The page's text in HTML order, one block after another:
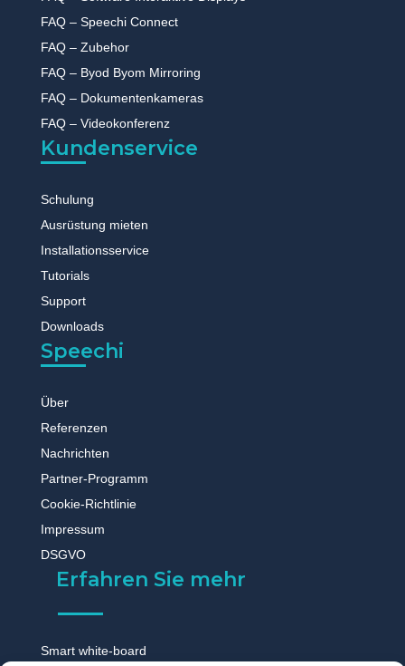
FAQ – Speechi Connect
FAQ – Zubehor
FAQ – Byod Byom Mirroring
FAQ – Dokumentenkameras
FAQ – Videokonferenz
Kundenservice
Schulung
Ausrüstung mieten
Installationsservice
Tutorials
Support
Downloads
Speechi
Über
Referenzen
Nachrichten
Partner-Programm
Cookie-Richtlinie
Impressum
DSGVO
Erfahren Sie mehr
Smart white-board